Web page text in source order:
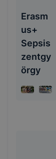
Erasm
us+
Sepsis
zentgy
örgy